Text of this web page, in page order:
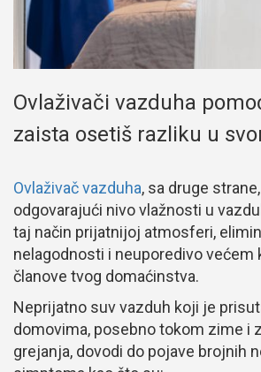
Ovlaživači vazduha
zaista osetiš razliku u
Ovlaživač vazduha, sa druge
odgovarajući nivo vlažnosti u
taj način prijatnijoj atmosferi,
nelagodnosti i neuporedivo većem
članove tvog domaćinstva.
Neprijatno suv vazduh koji je
domovima, posebno tokom zime i
grejanja, dovodi do pojave brojnih